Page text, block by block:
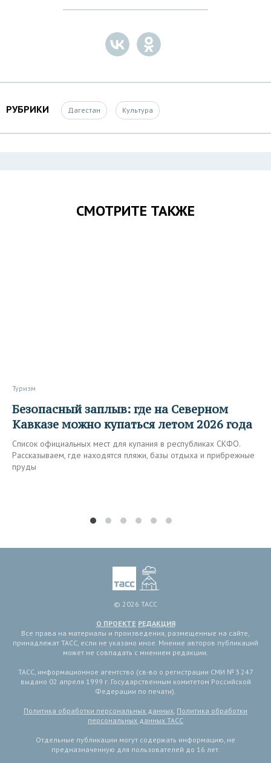
РУБРИКИ Дагестан Культура
СМОТРИТЕ ТАКЖЕ
Туризм
Безопасный заплыв: где на Северном
Кавказе можно купаться летом 2026 года
Список официальных мест для купания в республиках СКФО.
Рассказываем, где находятся пляжи, базы отдыха и прибрежные
пруды
© 2026 ТАСС
О ПРОЕКТЕ РЕДАКЦИЯ
Все права на материалы и произведения, размещенные на сайте,
принадлежат ТАСС, если не указано иное. Мнение авторов публикаций
может не совпадать с мнением редакции.
ТАСС, информационное агентство (св-во о регистрации СМИ № 3 247
выдано 02 апреля 1999 г. Государственным комитетом Российской
Федерации по печати).
Политика обработки персональных данных, Политика обработки
персональных данных ТАСС
Отдельные публикации могут содержать информацию, не
предназначенную для пользователей до 16 лет.